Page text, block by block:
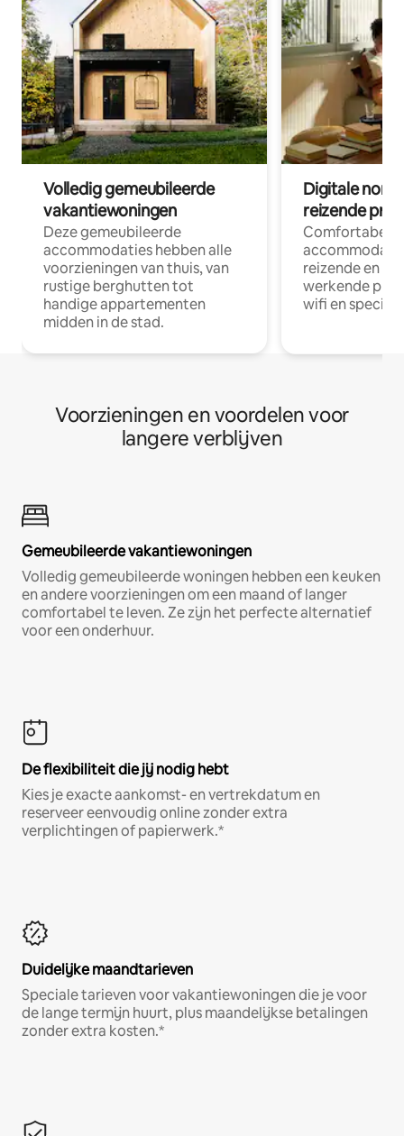
Volledig gemeubileerde
vakantiewoningen
Deze gemeubileerde
accommodaties hebben alle
voorzieningen van thuis, van
rustige berghutten tot
handige appartementen
midden in de stad.
Digitale
reizende
Comfortabele
reizende en
werkende
wifi en
Voorzieningen en voordelen voor
langere verblijven
Gemeubileerde vakantiewoningen
Volledig gemeubileerde woningen hebben een keuken
en andere voorzieningen om een maand of langer
comfortabel te leven. Ze zijn het perfecte alternatief
voor een onderhuur.
De flexibiliteit die jij nodig hebt
Kies je exacte aankomst- en vertrekdatum en
reserveer eenvoudig online zonder extra
verplichtingen of papierwerk.*
Duidelijke maandtarieven
Speciale tarieven voor vakantiewoningen die je voor
de lange termijn huurt, plus maandelijkse betalingen
zonder extra kosten.*